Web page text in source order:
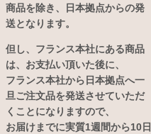
商品を除き、日本拠点からの発
送となります。
但し、フランス本社にある商品
は、お支払い頂いた後に、
フランス本社から日本拠点へ一
旦ご注文品を発送させていただ
くことになりますので、
お届けまでに実質1週間から10日